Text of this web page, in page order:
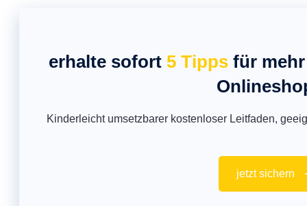
erhalte sofort 5 Tippsfür
Kinderleicht umsetzbarer kostenloser Leitfaden,
jetzt sichern